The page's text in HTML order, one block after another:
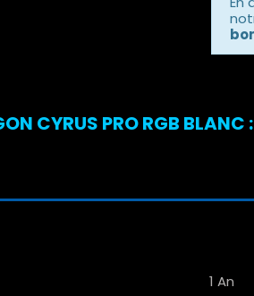
CYRUS PRO RGB BLANC
1 An